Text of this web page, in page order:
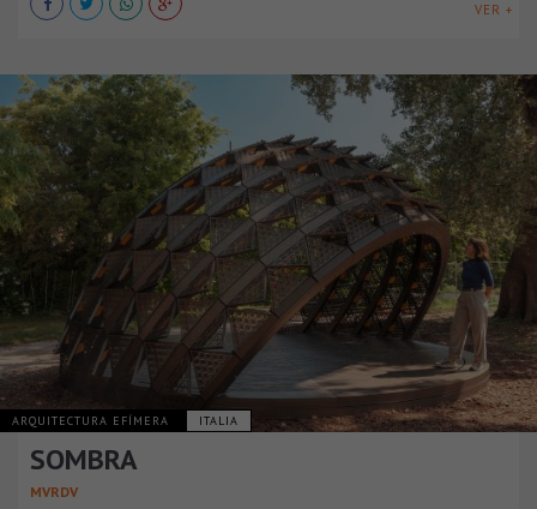
VER +
ARQUITECTURA EFÍMERA ITALIA
SOMBRA
MVRDV